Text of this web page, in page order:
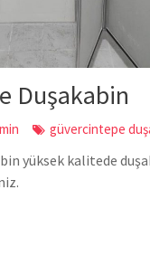
Duşakabin
güvercintepe
yüksek kalitede